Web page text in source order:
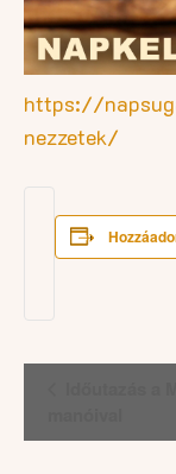
https://
nezzetek/
Esemény